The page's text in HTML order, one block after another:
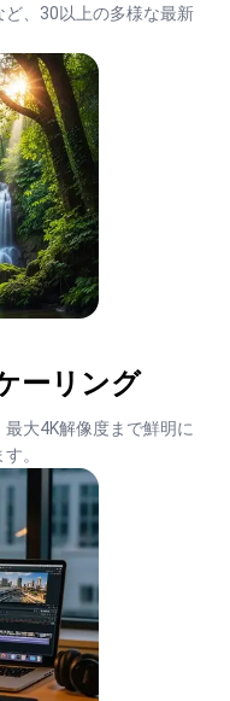
、30以上の多様な最新
ーリング
大4K解像度まで鮮明に
。